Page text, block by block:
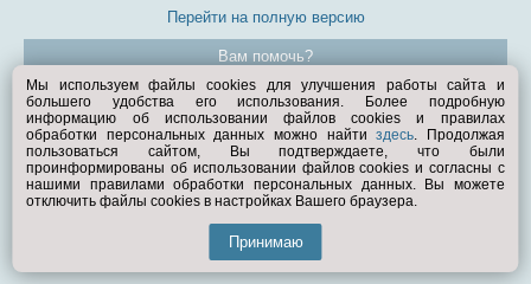
Перейти на полную версию
Вам помочь?
© Exist.ru 1998—2026
Мы используем файлы cookies для улучшения работы сайта и
большего удобства его использования. Более подробную
информацию об использовании файлов cookies и правилах
обработки персональных данных можно найтиздесь. Продолжая
пользоваться сайтом, Вы подтверждаете, что были
проинформированы об использовании файлов cookies и согласны с
нашими правилами обработки персональных данных. Вы можете
отключить файлы cookies в настройках Вашего браузера.
Принимаю